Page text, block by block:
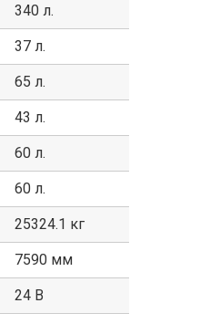
340 л.
37 л.
65 л.
43 л.
60 л.
60 л.
25324.1 кг
7590 мм
24 В